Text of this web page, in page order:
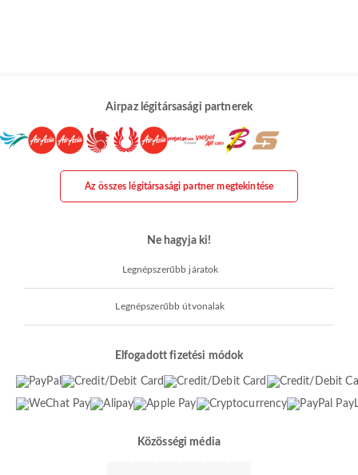
Airpaz légitársasági partnerek
Az összes légitársasági partner megtekintése
Ne hagyja ki!
Legnépszerűbb járatok
Legnépszerűbb útvonalak
Elfogadott fizetési módok
Közösségi média